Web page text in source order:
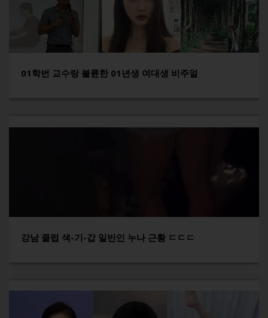
01학번 교수랑 불륜한 01년생 여대생 비주얼
강남 클럽 색-기-갑 일반인 누나 근황 ㄷㄷㄷ